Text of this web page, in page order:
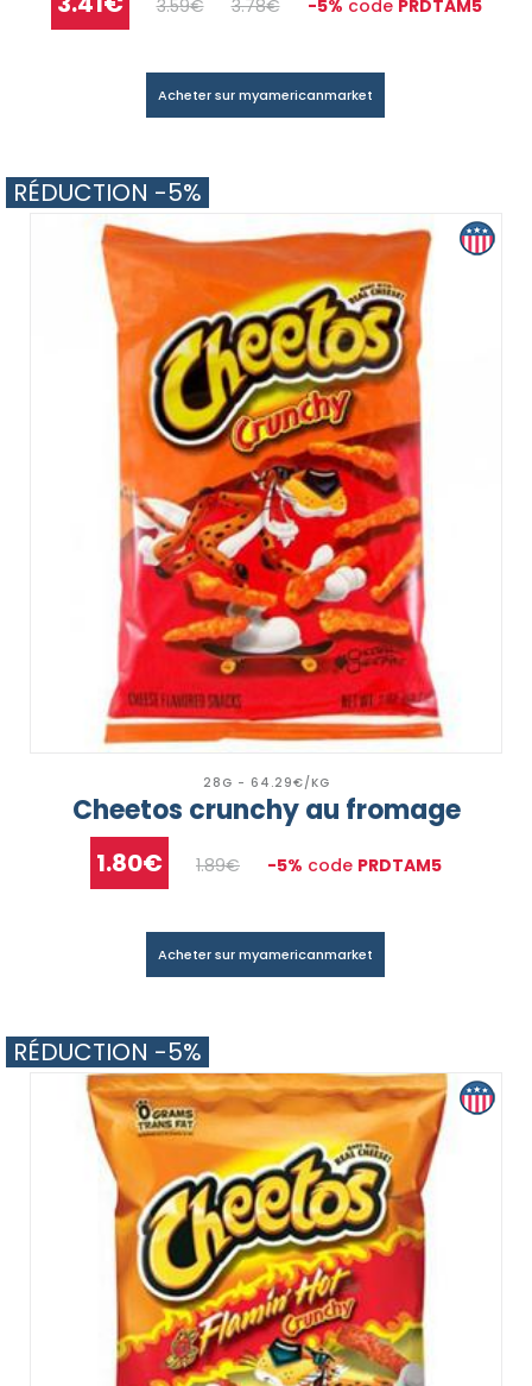
3.59€ 3.78€ -5% code PRDTAM5
Acheter sur myamericanmarket
28G - 64.29€/KG
Cheetos crunchy au fromage
1.80€ 1.89€ -5% code PRDTAM5
RÉDUCTION -5%
Acheter sur myamericanmarket
RÉDUCTION -5%